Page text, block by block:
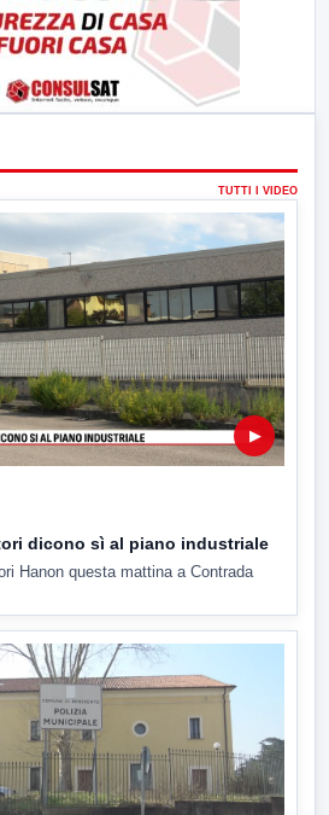
TUTTI I VIDEO
▶
dicono sì al piano industriale
Hanon questa mattina a Contrada